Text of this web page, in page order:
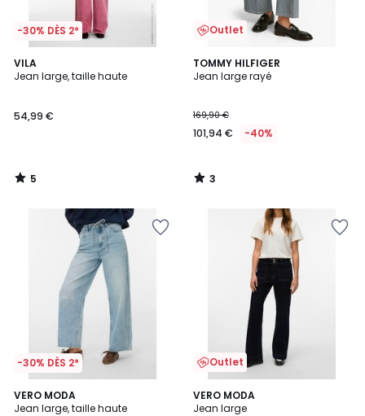
-30% DÈS 2*
VILA
Jean large, taille haute
54,99 €
5
/
5
/
Outlet
TOMMY HILFIGER
Jean large rayé
169,90 €
101,94 € -40%
3
/
3
/
-30% DÈS 2*
VERO MODA
Jean large, taille haute
Outlet
VERO MODA
Jean large
5
/